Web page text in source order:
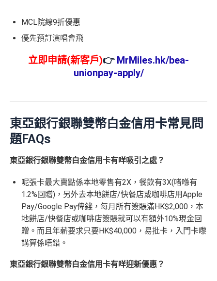
MCL院線9折優惠
優先預訂演唱會飛
立即申請(新客戶)👉 MrMiles.hk/bea-
unionpay-apply/
東亞銀行銀聯雙幣白金信用卡常見問
題FAQs
東亞銀行銀聯雙幣白金信用卡有咩吸引之處？
呢張卡最大賣點係本地零售有2X，餐飲有3X(啫喺有
1.2%回贈)，另外去本地餅店/快餐店或咖啡店用Apple
Pay/Google Pay俾錢，每月所有簽賬滿HK$2,000，本
地餅店/快餐店或咖啡店簽賬就可以有額外10%現金回
贈。而且年薪要求只要HK$40,000，易批卡，入門卡嚟
講算係唔錯。
東亞銀行銀聯雙幣白金信用卡有咩迎新優惠？